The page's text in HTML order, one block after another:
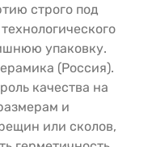
строго под
упаковку.
(Россия).
качества на
и
или сколов,